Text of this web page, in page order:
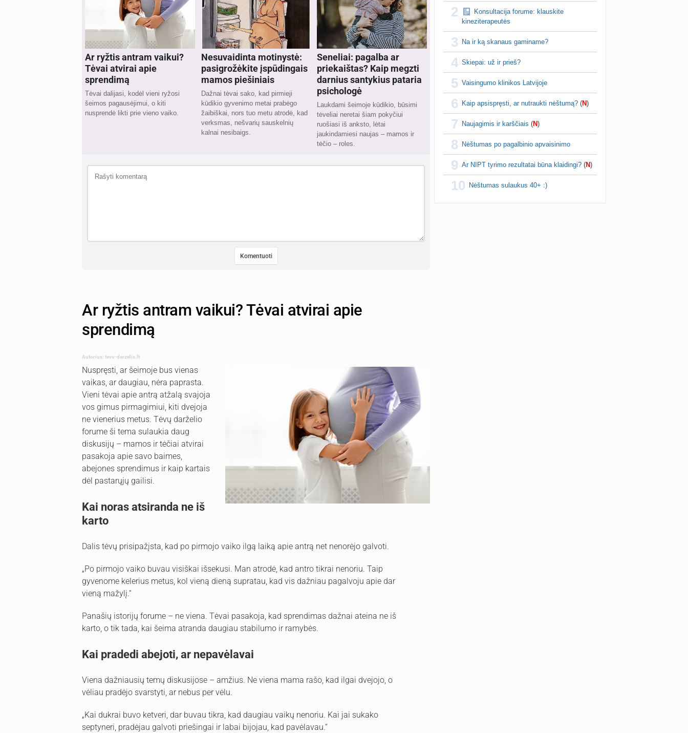
Ar ryžtis antram vaikui?
Tėvai atvirai apie
sprendimą
Tėvai dalijasi, kodėl vieni ryžosi
šeimos pagausėjimui, o kiti
nusprendė likti prie vieno vaiko.
Nesuvaidinta motinystė:
pasigrožėkite įspūdingais
mamos piešiniais
Dažnai tėvai sako, kad pirmieji
kūdikio gyvenimo metai prabėgo
žaibiškai, nors tuo metu atrodė, kad
verksmas, nešvarių sauskelnių
kalnai nesibaigs.
Seneliai: pagalba ar
priekaištas? Kaip megzti
darnius santykius pataria
psichologė
Laukdami šeimoje kūdikio, būsimi
tėveliai neretai šiam pokyčiui
ruošiasi iš anksto, lėtai
jaukindamiesi naujas – mamos ir
tėčio – roles.
2
Konsultacija forume: klauskite
kineziterapeutės
3 Na ir ką skanaus gaminame?
4 Skiepai: už ir prieš?
5 Vaisingumo klinikos Latvijoje
6 Kaip apsispręsti, ar nutraukti nėštumą? (N)
7 Naujagimis ir karščiais (N)
8 Nėštumas po pagalbinio apvaisinimo
9 Ar NIPT tyrimo rezultatai būna klaidingi? (N)
10 Nėštumas sulaukus 40+ :)
Ar ryžtis antram vaikui? Tėvai atvirai apie
sprendimą
Autorius: tevu-darzelis.lt
Nuspręsti, ar šeimoje bus vienas
vaikas, ar daugiau, nėra paprasta.
Vieni tėvai apie antrą atžalą svajoja
vos gimus pirmagimiui, kiti dvejoja
ne vienerius metus. Tėvų darželio
forume ši tema sulaukia daug
diskusijų – mamos ir tėčiai atvirai
pasakoja apie savo baimes,
abejones sprendimus ir kaip kartais
dėl pastarųjų gailisi.
Kai noras atsiranda ne iš
karto
Dalis tėvų prisipažįsta, kad po pirmojo vaiko ilgą laiką apie antrą net nenorėjo galvoti.
„Po pirmojo vaiko buvau visiškai išsekusi. Man atrodė, kad antro tikrai nenoriu. Taip
gyvenome kelerius metus, kol vieną dieną supratau, kad vis dažniau pagalvoju apie dar
vieną mažylį.“
Panašių istorijų forume – ne viena. Tėvai pasakoja, kad sprendimas dažnai ateina ne iš
karto, o tik tada, kai šeima atranda daugiau stabilumo ir ramybės.
Kai pradedi abejoti, ar nepavėlavai
Viena dažniausių temų diskusijose – amžius. Ne viena mama rašo, kad ilgai dvejojo, o
vėliau pradėjo svarstyti, ar nebus per vėlu.
„Kai dukrai buvo ketveri, dar buvau tikra, kad daugiau vaikų nenoriu. Kai jai sukako
septyneri, pradėjau galvoti priešingai ir labai bijojau, kad pavėlavau.“